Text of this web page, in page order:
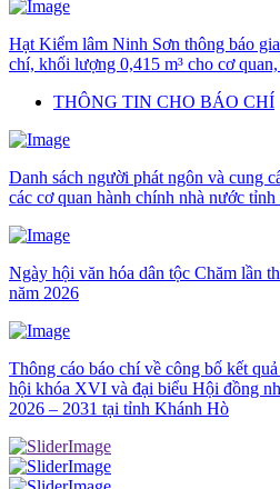
Hạt Kiểm lâm Ninh Sơn thông báo
chí, khối lượng 0,415 m³ cho cơ
THÔNG TIN CHO BÁO CHÍ
Danh sách người phát ngôn và cung
các cơ quan hành chính nhà nước
Ngày hội văn hóa dân tộc Chăm lần
năm 2026
Thông cáo báo chí về công bố kết
hội khóa XVI và đại biểu Hội đồng
2026 – 2031 tại tỉnh Khánh Hò